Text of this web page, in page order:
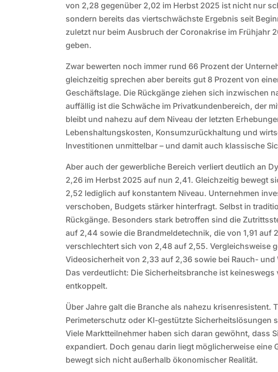
von 2,28 gegenüber 2,02 im Herbst 2025 ist nicht nur
sondern bereits das viertschwächste Ergebnis seit
zuletzt nur beim Ausbruch der Coronakrise im Frühjahr
geben.
Zwar bewerten noch immer rund 66 Prozent der
gleichzeitig sprechen aber bereits gut 8 Prozent von
Geschäftslage. Die Rückgänge ziehen sich inzwischen
auffällig ist die Schwäche im Privatkundenbereich, der
bleibt und nahezu auf dem Niveau der letzten
Lebenshaltungskosten, Konsumzurückhaltung und
Investitionen unmittelbar – und damit auch klassische
Aber auch der gewerbliche Bereich verliert deutlich an
2,26 im Herbst 2025 auf nun 2,41. Gleichzeitig bewegt
2,52 lediglich auf konstantem Niveau. Unternehmen
verschoben, Budgets stärker hinterfragt. Selbst in
Rückgänge. Besonders stark betroffen sind die
auf 2,44 sowie die Brandmeldetechnik, die von 1,91
verschlechtert sich von 2,48 auf 2,55. Vergleichsweise
Videosicherheit von 2,33 auf 2,36 sowie bei Rauch-
Das verdeutlicht: Die Sicherheitsbranche ist
entkoppelt.
Über Jahre galt die Branche als nahezu krisenresistent.
Perimeterschutz oder KI-gestützte Sicherheitslösungen
Viele Marktteilnehmer haben sich daran gewöhnt, dass
expandiert. Doch genau darin liegt möglicherweise eine
bewegt sich nicht außerhalb ökonomischer Realität.